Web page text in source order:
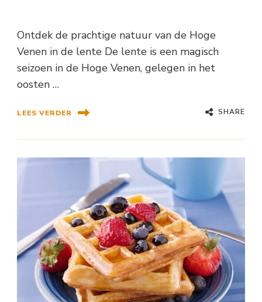
Ontdek de prachtige natuur van de Hoge
Venen in de lente De lente is een magisch
seizoen in de Hoge Venen, gelegen in het
oosten …
LEES VERDER SHARE